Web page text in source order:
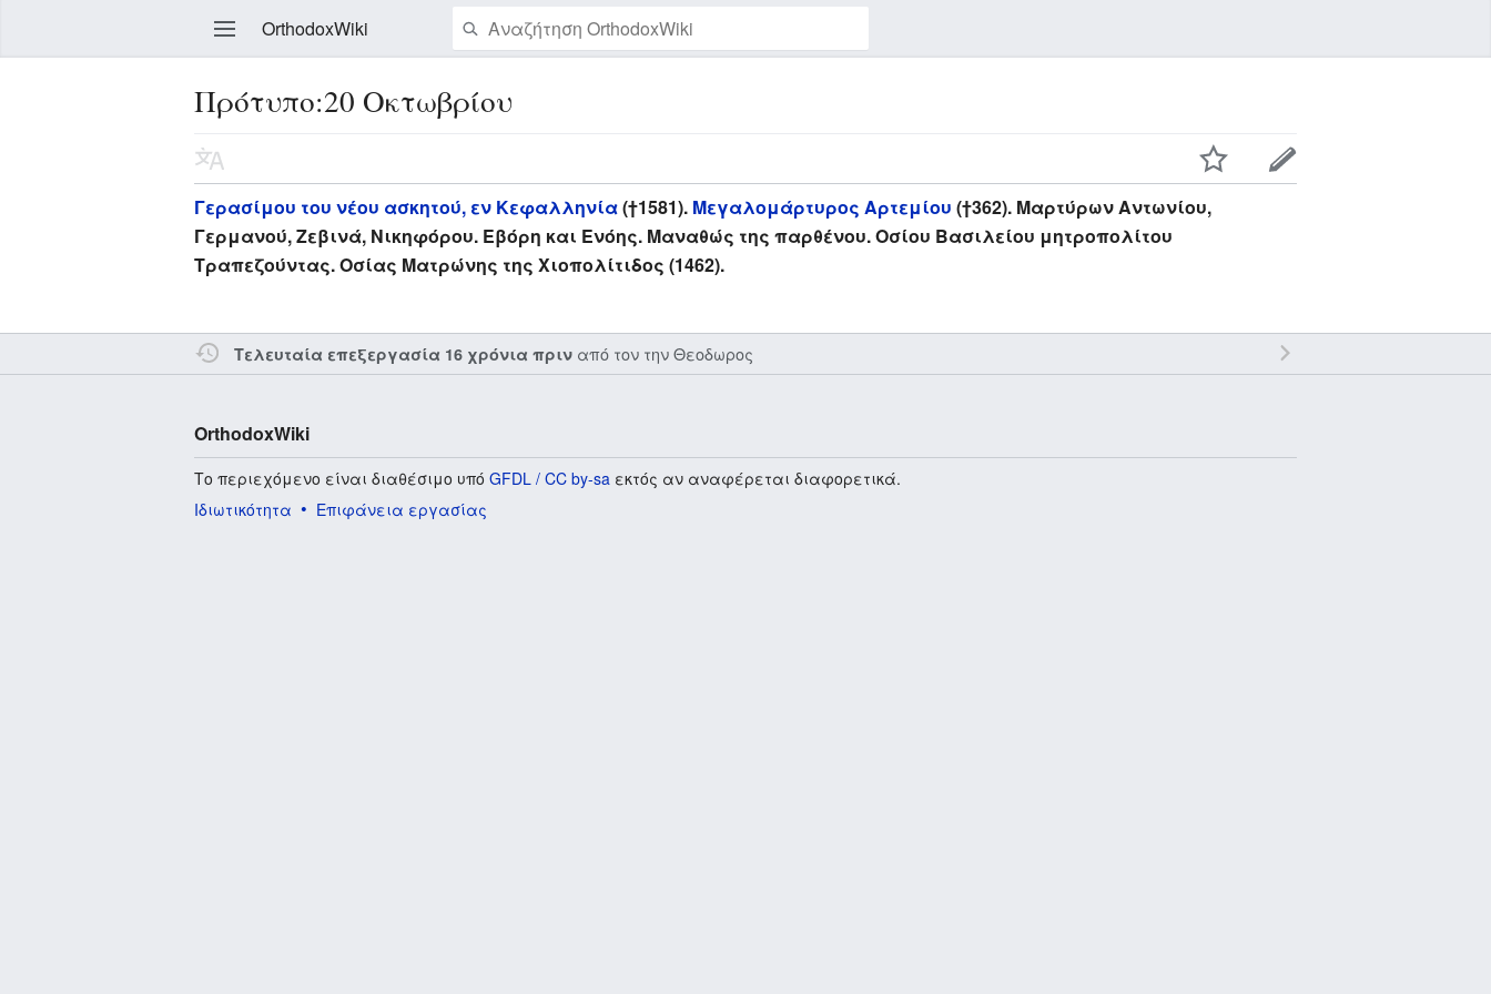
OrthodoxWiki
Επεξεργασία
Πρότυπο:20 Οκτωβρίου
Γερασίμου του νέου ασκητού, εν Κεφαλληνία(†1581). Μεγαλομάρτυρος Αρτεμίου (†362). Μαρτύρων Αντωνίου,
Γερμανού, Ζεβινά, Νικηφόρου. Εβόρη και Ενόης. Μαναθώς της παρθένου. Οσίου Βασιλείου μητροπολίτου
Τραπεζούντας. Οσίας Ματρώνης της Χιοπολίτιδος (1462).
Τελευταία επεξεργασία 16 χρόνια πριν από τον τηνΘεοδωρος
OrthodoxWiki
Το περιεχόμενο είναι διαθέσιμο υπόGFDL / CC by-sa εκτός αν αναφέρεται διαφορετικά.
Ιδιωτικότητα
Επιφάνεια εργασίας